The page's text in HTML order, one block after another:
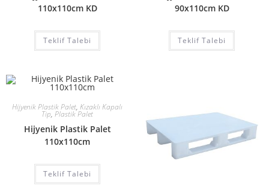
110x110cm KD
Teklif Talebi
90x110cm KD
Teklif Talebi
Hijyenik Plastik Palet, Kızaklı Kapalı
Tip, Plastik Palet
Hijyenik Plastik Palet
110x110cm
Teklif Talebi